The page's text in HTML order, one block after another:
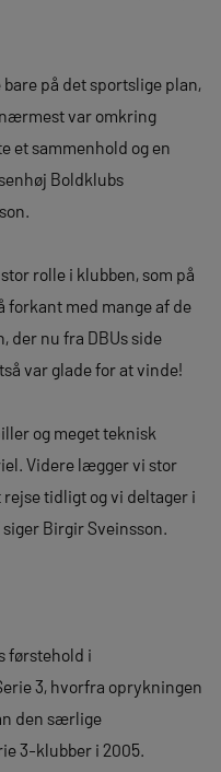
på det sportslige plan,
var omkring
et sammenhold og en
Boldklubs
rolle i klubben, som på
med mange af de
der nu fra DBUs side
var glade for at vinde!
og meget teknisk
Videre lægger vi stor
tidligt og vi deltager i
Birgir Sveinsson.
førstehold i
3, hvorfra oprykningen
den særlige
3-klubber i 2005.